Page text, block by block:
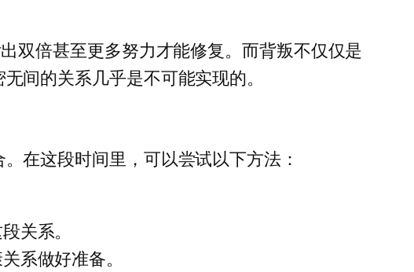
双倍甚至更多努力才能修复。而背叛不仅仅是
间的关系几乎是不可能实现的。
在这段时间里，可以尝试以下方法：
关系。
系做好准备。